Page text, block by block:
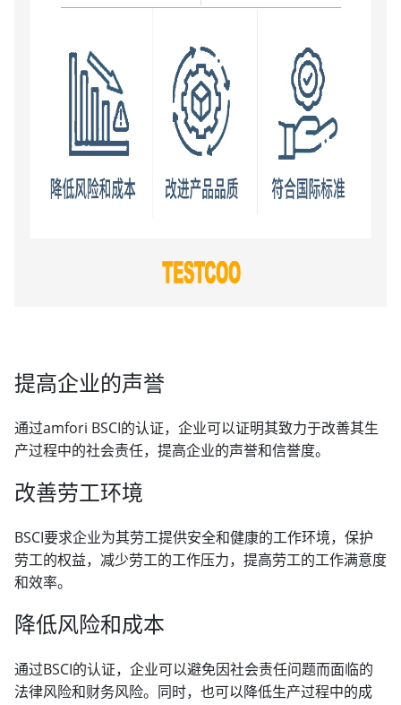
提高企业的声誉
通过amfori BSCI的认证，企业可以证明其致力于改善其生
产过程中的社会责任，提高企业的声誉和信誉度。
改善劳工环境
BSCI要求企业为其劳工提供安全和健康的工作环境，保护
劳工的权益，减少劳工的工作压力，提高劳工的工作满意度
和效率。
降低风险和成本
通过BSCI的认证，企业可以避免因社会责任问题而面临的
法律风险和财务风险。同时，也可以降低生产过程中的成